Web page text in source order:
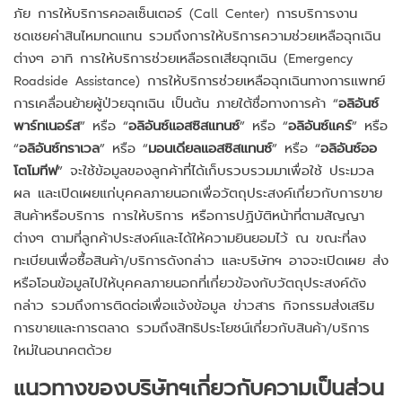
ภัย การให้บริการคอลเซ็นเตอร์ (Call Center) การบริการงาน
ชดเชยค่าสินไหมทดแทน รวมถึงการให้บริการความช่วยเหลือฉุกเฉิน
ต่างๆ อาทิ การให้บริการช่วยเหลือรถเสียฉุกเฉิน (Emergency
Roadside Assistance) การให้บริการช่วยเหลือฉุกเฉินทางการแพทย์
การเคลื่อนย้ายผู้ป่วยฉุกเฉิน เป็นต้น ภายใต้ชื่อทางการค้า “อลิอันซ์
พาร์ทเนอร์ส” หรือ “อลิอันซ์แอสซิสแทนซ์” หรือ “อลิอันซ์แคร์” หรือ
“อลิอันซ์ทราเวล” หรือ “มอนเดียลแอสซิสแทนซ์” หรือ “อลิอันซ์ออ
โตโมทีฟ” จะใช้ข้อมูลของลูกค้าที่ได้เก็บรวบรวมมาเพื่อใช้ ประมวล
ผล และเปิดเผยแก่บุคคลภายนอกเพื่อวัตถุประสงค์เกี่ยวกับการขาย
สินค้าหรือบริการ การให้บริการ หรือการปฏิบัติหน้าที่ตามสัญญา
ต่างๆ ตามที่ลูกค้าประสงค์และได้ให้ความยินยอมไว้ ณ ขณะที่ลง
ทะเบียนเพื่อซื้อสินค้า/บริการดังกล่าว และบริษัทฯ อาจจะเปิดเผย ส่ง
หรือโอนข้อมูลไปให้บุคคลภายนอกที่เกี่ยวข้องกับวัตถุประสงค์ดัง
กล่าว รวมถึงการติดต่อเพื่อแจ้งข้อมูล ข่าวสาร กิจกรรมส่งเสริม
การขายและการตลาด รวมถึงสิทธิประโยชน์เกี่ยวกับสินค้า/บริการ
ใหม่ในอนาคตด้วย
แนวทางของบริษัทฯเกี่ยวกับความเป็นส่วน